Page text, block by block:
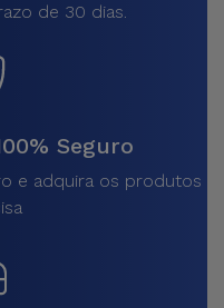
de 30 dias.
Seguro
e adquira os produtos